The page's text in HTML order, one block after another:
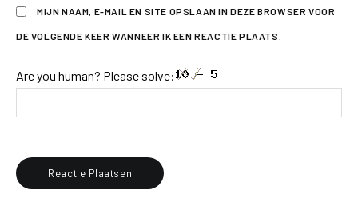
MIJN NAAM, E-MAIL EN SITE OPSLAAN IN DEZE BROWSER VOOR
DE VOLGENDE KEER WANNEER IK EEN REACTIE PLAATS.
Are you human? Please solve: